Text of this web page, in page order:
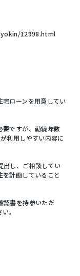
12998.html
ローンを用意してい
要ですが、勤続年数
利用しやすい内容に
出し、ご相談してい
計画していること
認書を持参いただ
。